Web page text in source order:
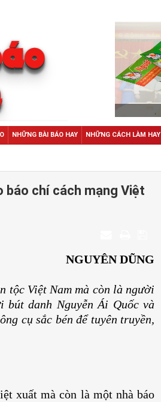
NHỮNG BÀI BÁO HAY NHỮNG CÁCH LÀM HAY
báo chí cách mạng Việt
NGUYÊN DŨNG
tộc Việt Nam mà còn là người
bút danh Nguyễn Ái Quốc và
cụ sắc bén để tuyên truyền,
xuất mà còn là một nhà báo